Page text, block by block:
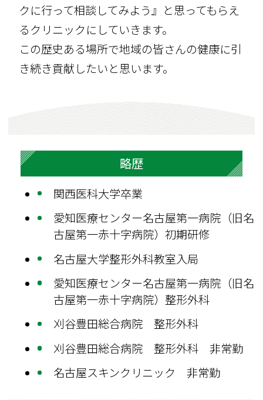
クに行って相談してみよう』と思ってもらえ
るクリニックにしていきます。
この歴史ある場所で地域の皆さんの健康に引
き続き貢献したいと思います。
略歴
関西医科大学卒業
愛知医療センター名古屋第一病院（旧名
古屋第一赤十字病院）初期研修
名古屋大学整形外科教室入局
愛知医療センター名古屋第一病院（旧名
古屋第一赤十字病院）整形外科
刈谷豊田総合病院 整形外科
刈谷豊田総合病院 整形外科 非常勤
名古屋スキンクリニック 非常勤